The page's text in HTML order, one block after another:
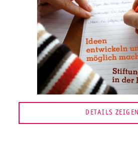
DETAILS ZEIGEN